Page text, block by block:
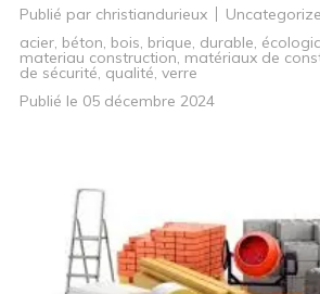
Publié par christiandurieux
acier, béton, bois, brique, durable,
materiau construction, matériaux de
de sécurité, qualité, verre
Publié le 05 décembre 2024